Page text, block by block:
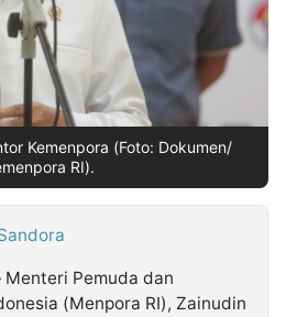
Kemenpora (Foto: Dokumen/
RI).
Menteri Pemuda dan
(Menpora RI), Zainudin